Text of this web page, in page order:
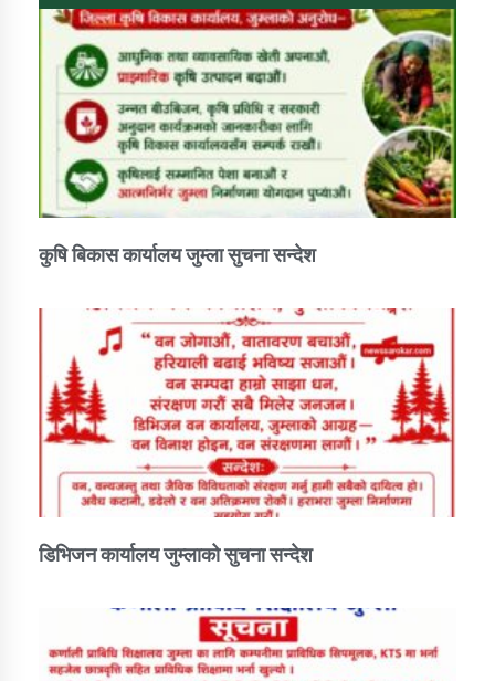
कुषि बिकास कार्यालय जुम्ला सुचना सन्देश
डिभिजन कार्यालय जुम्लाको सुचना सन्देश